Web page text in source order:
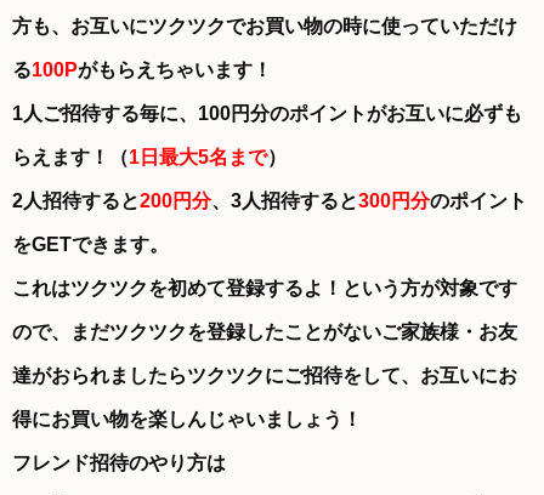
方も、お互いにツクツクでお買い物の時に使っていただけ
る100Pがもらえちゃいます！
1人ご招待する毎に、100円分のポイントがお互いに必ずも
らえます！（1日最大5名まで）
2人招待すると200円分、3人招待すると300円分のポイント
をGETできます。
これはツクツクを初めて登録するよ！という方が対象です
ので、まだツクツクを登録したことがないご家族様・お友
達がおられましたらツクツクにご招待をして、お互いにお
得にお買い物を楽しんじゃいましょう！
フレンド招待のやり方は